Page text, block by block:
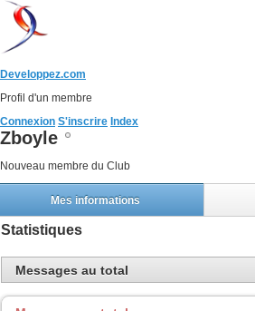
Developpez.com
Profil d'un membre
Connexion S'inscrire Index
Zboyle
Nouveau membre du Club
Mes informations
Statistiques
Messages au total